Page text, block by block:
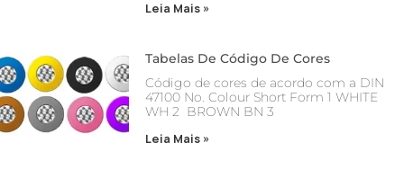
Leia Mais »
Tabelas De Código De Cores
Código de cores de acordo com a DIN
47100 No. Colour Short Form 1 WHITE
WH 2 BROWN BN 3
Leia Mais »